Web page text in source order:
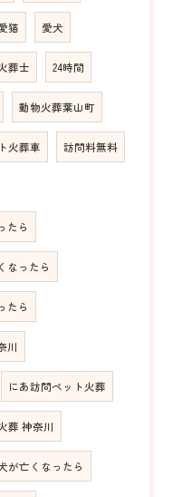
猫 愛犬
葬士 24時間
動物火葬葉山町
火葬車 訪問料無料
たら
なったら
たら
川
にあ訪問ペット火葬
葬 神奈川
が亡くなったら